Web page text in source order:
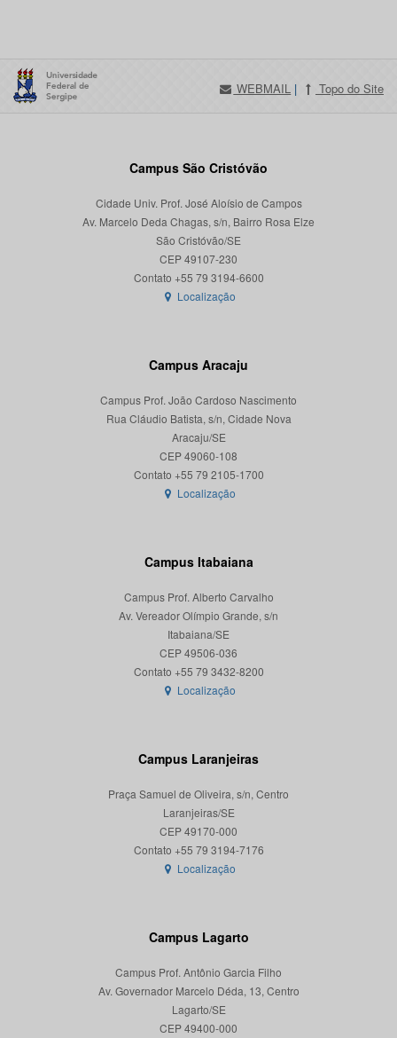
WEBMAIL | Topo do Site
Campus São Cristóvão
Cidade Univ. Prof. José Aloísio de Campos
Av. Marcelo Deda Chagas, s/n, Bairro Rosa Elze
São Cristóvão/SE
CEP 49107-230
Localização
Campus Aracaju
Campus Prof. João Cardoso Nascimento
Rua Cláudio Batista, s/n, Cidade Nova
Aracaju/SE
CEP 49060-108
Localização
Campus Itabaiana
Campus Prof. Alberto Carvalho
Av. Vereador Olímpio Grande, s/n
Itabaiana/SE
CEP 49506-036
Localização
Campus Laranjeiras
Praça Samuel de Oliveira, s/n, Centro
Laranjeiras/SE
CEP 49170-000
Localização
Campus Lagarto
Campus Prof. Antônio Garcia Filho
Av. Governador Marcelo Déda, 13, Centro
Lagarto/SE
CEP 49400-000